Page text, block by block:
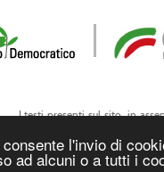
l'invio di
ad alcuni o a tutti i
I testi presenti sul sito, in